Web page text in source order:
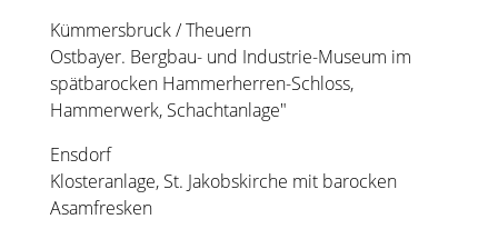
Kümmersbruck / Theuern
Ostbayer. Bergbau- und Industrie-Museum im
spätbarocken Hammerherren-Schloss,
Hammerwerk, Schachtanlage"
Ensdorf
Klosteranlage, St. Jakobskirche mit barocken
Asamfresken